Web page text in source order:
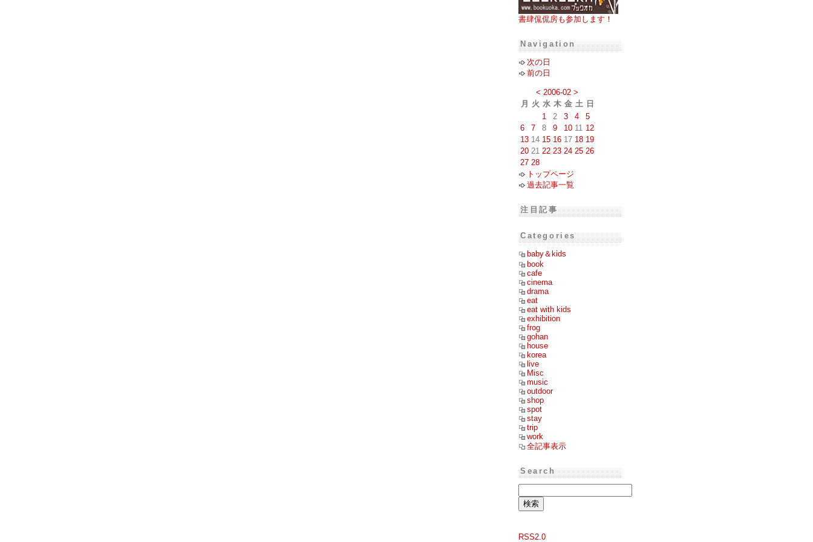
書肆侃侃房も参加します！
Navigation
次の日
前の日
< 2006-02 >
月
火 水 木 金 土 日
1
2 3 4
5
6
7 8 9 10 11 12
13 14 15 16 17 18 19
20 21 22 23 24 25 26
27 28
トップページ
過去記事一覧
注目記事
Categories
baby＆kids
book
cafe
cinema
drama
eat
eat with kids
exhibition
frog
gohan
house
korea
live
Misc
music
outdoor
shop
spot
stay
trip
work
全記事表示
Search
RSS2.0